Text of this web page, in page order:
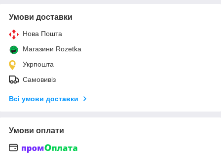
Умови доставки
Нова Пошта
Магазини Rozetka
Укрпошта
Самовивіз
Всі умови доставки
Умови оплати